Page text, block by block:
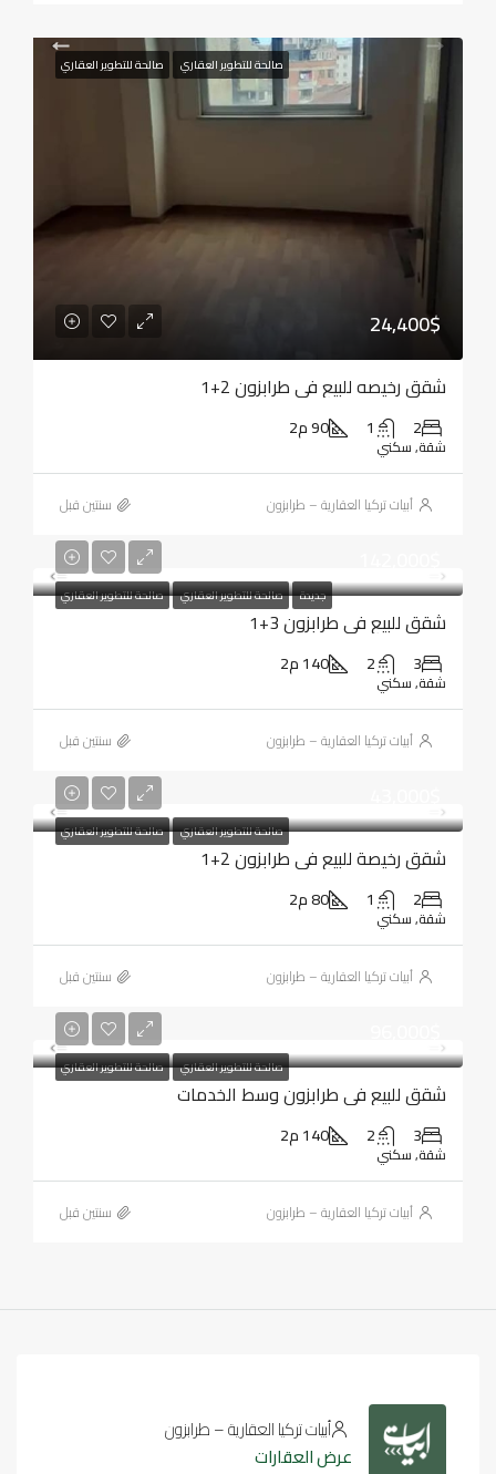
صالحة للتطوير العقاري صالحة للتطوير العقاري
24,400$
شقق رخيصه للبيع في طرابزون 2+1
2
1 90 م2
شقة, سكني
أبيات تركيا العقارية – طرابزون ‏سنتين قبل
جديدة صالحة للتطوير العقاري صالحة للتطوير العقاري
شقق للبيع في طرابزون 3+1
3
2 140 م2
شقة, سكني
أبيات تركيا العقارية – طرابزون ‏سنتين قبل
صالحة للتطوير العقاري صالحة للتطوير العقاري
شقق رخيصة للبيع في طرابزون 2+1
2
1 80 م2
شقة, سكني
أبيات تركيا العقارية – طرابزون ‏سنتين قبل
صالحة للتطوير العقاري صالحة للتطوير العقاري
شقق للبيع في طرابزون وسط الخدمات
3
2 140 م2
شقة, سكني
أبيات تركيا العقارية – طرابزون ‏سنتين قبل
أبيات تركيا العقارية – طرابزون
عرض العقارات